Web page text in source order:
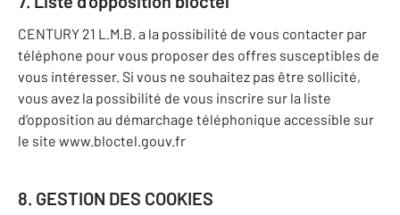
CENTURY 21 L.M.B. a la possibilité de vous contacter par
téléphone pour vous proposer des offres susceptibles de
vous intéresser. Si vous ne souhaitez pas être sollicité,
vous avez la possibilité de vous inscrire sur la liste
d’opposition au démarchage téléphonique accessible sur
le site www.bloctel.gouv.fr
8. GESTION DES COOKIES